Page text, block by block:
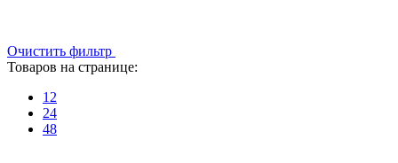
Очистить фильтр
Товаров на странице:
12
24
48